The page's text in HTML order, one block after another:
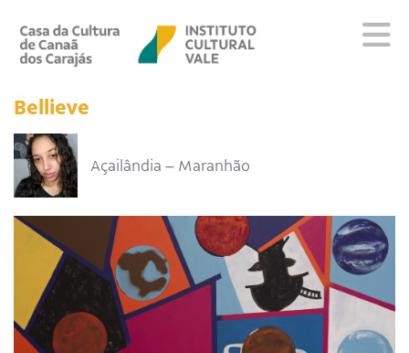
Escola
Fale conosco
PT ES
Bellieve
Açailândia – Maranhão